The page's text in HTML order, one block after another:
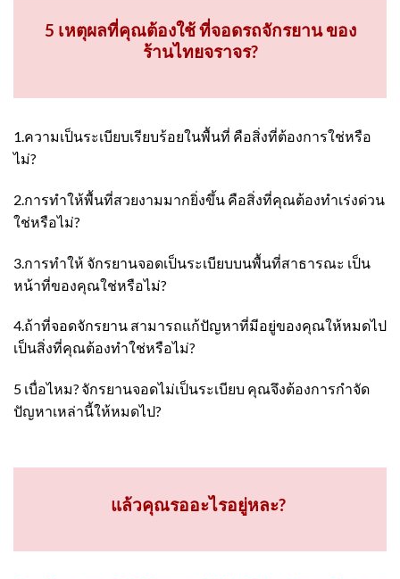
5 เหตุผลที่คุณต้องใช้ ที่จอดรถจักรยาน ของ
ร้านไทยจราจร?
1.ความเป็นระเบียบเรียบร้อยในพื้นที่ คือสิ่งที่ต้องการใช่หรือ
ไม่?
2.การทำให้พื้นที่สวยงามมากยิ่งขึ้น คือสิ่งที่คุณต้องทำเร่งด่วน
ใช่หรือไม่?
3.การทำให้ จักรยานจอดเป็นระเบียบบนพื้นที่สาธารณะ เป็น
หน้าที่ของคุณใช่หรือไม่?
4.ถ้าที่จอดจักรยาน สามารถแก้ปัญหาที่มีอยู่ของคุณให้หมดไป
เป็นสิ่งที่คุณต้องทำใช่หรือไม่?
5 เบื่อไหม? จักรยานจอดไม่เป็นระเบียบ คุณจึงต้องการกำจัด
ปัญหาเหล่านี้ให้หมดไป?
แล้วคุณรออะไรอยู่หละ?